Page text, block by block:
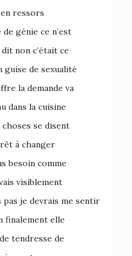
ressors
génie ce n’est
non c’était ce
guise de sexualité
la demande va
dans la cuisine
se disent
à changer
besoin comme
visiblement
je devrais me sentir
finalement elle
tendresse de